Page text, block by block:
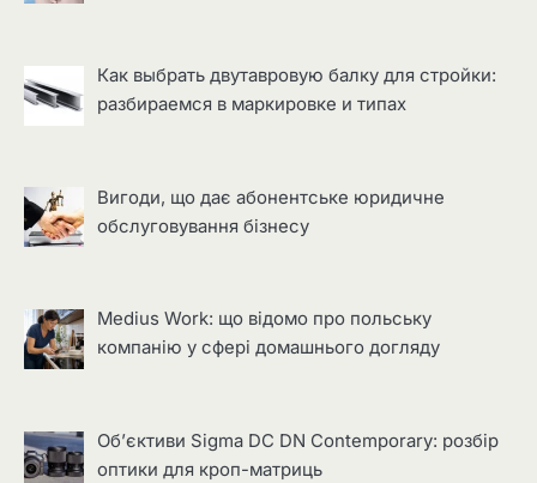
Как выбрать двутавровую балку для стройки:
разбираемся в маркировке и типах
Вигоди, що дає абонентське юридичне
обслуговування бізнесу
Medius Work: що відомо про польську
компанію у сфері домашнього догляду
Об’єктиви Sigma DC DN Contemporary: розбір
оптики для кроп-матриць